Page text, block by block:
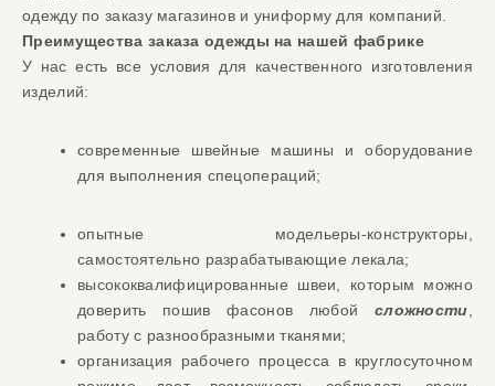
одежду по заказу магазинов и униформу для компаний
Преимущества заказаодежды на нашей фабрике
У нас есть все условия для качественного изготовления
изделий:
современные швейные машины и оборудование
для выполнения спецопераций;
опытные модельеры-конструкторы,
самостоятельно разрабатывающие лекала;
высококвалифицированные швеи, которым можно
доверить пошив фасонов любой сложности
работу с разнообразными тканями;
организация рабочего процесса в круглосуточном